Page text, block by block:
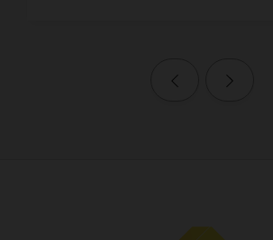
Page précédente